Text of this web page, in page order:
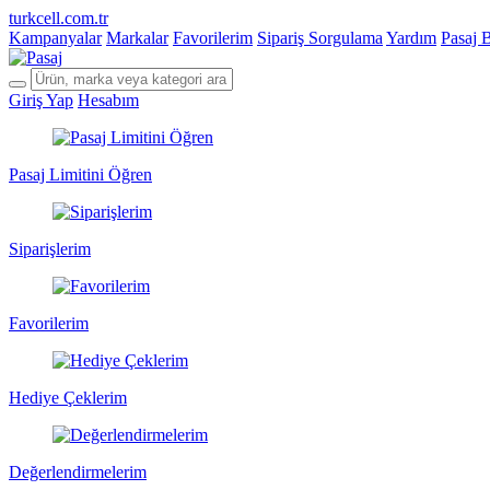
turkcell.com.tr
Kampanyalar Markalar Favorilerim Sipariş Sorgulama Yardım Pasaj
Giriş Yap Hesabım
Pasaj Limitini Öğren
Siparişlerim
Favorilerim
Hediye Çeklerim
Değerlendirmelerim